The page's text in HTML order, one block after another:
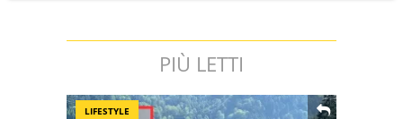
PIÙ LETTI
LIFESTYLE